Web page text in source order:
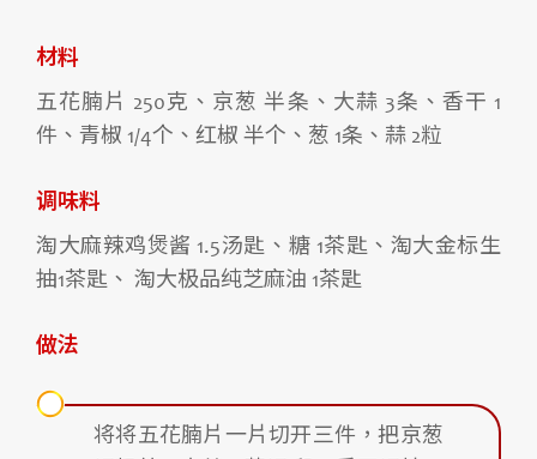
材料
五花腩片 250克、京葱 半条、大蒜 3条、香干 1
件、青椒 1/4个、红椒 半个、葱 1条、蒜 2粒
调味料
淘大麻辣鸡煲酱 1.5汤匙、糖 1茶匙、淘大金标生
抽1茶匙、 淘大极品纯芝麻油 1茶匙
做法
将将五花腩片一片切开三件，把京葱